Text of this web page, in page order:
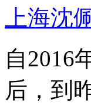
上海沈
自2016
后，到